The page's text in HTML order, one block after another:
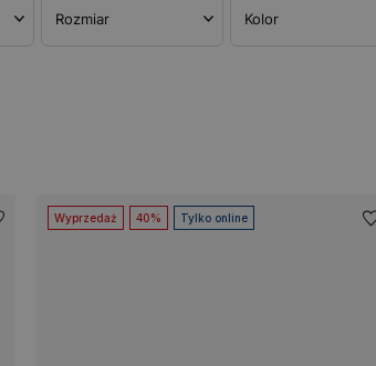
Rozmiar Kolor
Wyprzedaż 40% Tylko online